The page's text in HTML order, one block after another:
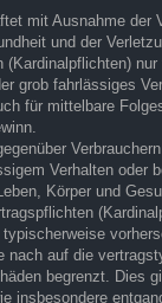
mit Ausnahme der
und der
(Kardinalpflichten)
grob fahrlässiges
für mittelbare
Verhalten oder
Körper und
nach auf die
begrenzt. Dies
insbesondere